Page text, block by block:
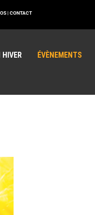
| CONTACT
HIVER ÉVÈNEMENTS